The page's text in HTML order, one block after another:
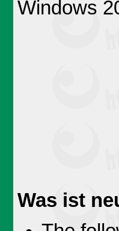
Windows
Was ist